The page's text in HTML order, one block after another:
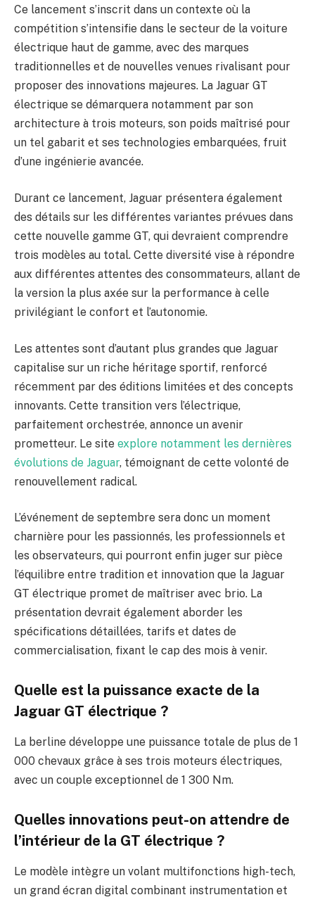
Ce lancement s’inscrit dans un contexte où la
compétition s’intensifie dans le secteur de la voiture
électrique haut de gamme, avec des marques
traditionnelles et de nouvelles venues rivalisant pour
proposer des innovations majeures. La Jaguar GT
électrique se démarquera notamment par son
architecture à trois moteurs, son poids maîtrisé pour
un tel gabarit et ses technologies embarquées, fruit
d’une ingénierie avancée.
Durant ce lancement, Jaguar présentera également
des détails sur les différentes variantes prévues dans
cette nouvelle gamme GT, qui devraient comprendre
trois modèles au total. Cette diversité vise à répondre
aux différentes attentes des consommateurs, allant de
la version la plus axée sur la performance à celle
privilégiant le confort et l’autonomie.
Les attentes sont d’autant plus grandes que Jaguar
capitalise sur un riche héritage sportif, renforcé
récemment par des éditions limitées et des concepts
innovants. Cette transition vers l’électrique,
parfaitement orchestrée, annonce un avenir
prometteur. Le site explore notamment les dernières
évolutions de Jaguar, témoignant de cette volonté de
renouvellement radical.
L’événement de septembre sera donc un moment
charnière pour les passionnés, les professionnels et
les observateurs, qui pourront enfin juger sur pièce
l’équilibre entre tradition et innovation que la Jaguar
GT électrique promet de maîtriser avec brio. La
présentation devrait également aborder les
spécifications détaillées, tarifs et dates de
commercialisation, fixant le cap des mois à venir.
Quelle est la puissance exacte de la
Jaguar GT électrique ?
La berline développe une puissance totale de plus de 1
000 chevaux grâce à ses trois moteurs électriques,
avec un couple exceptionnel de 1 300 Nm.
Quelles innovations peut-on attendre de
l’intérieur de la GT électrique ?
Le modèle intègre un volant multifonctions high-tech,
un grand écran digital combinant instrumentation et